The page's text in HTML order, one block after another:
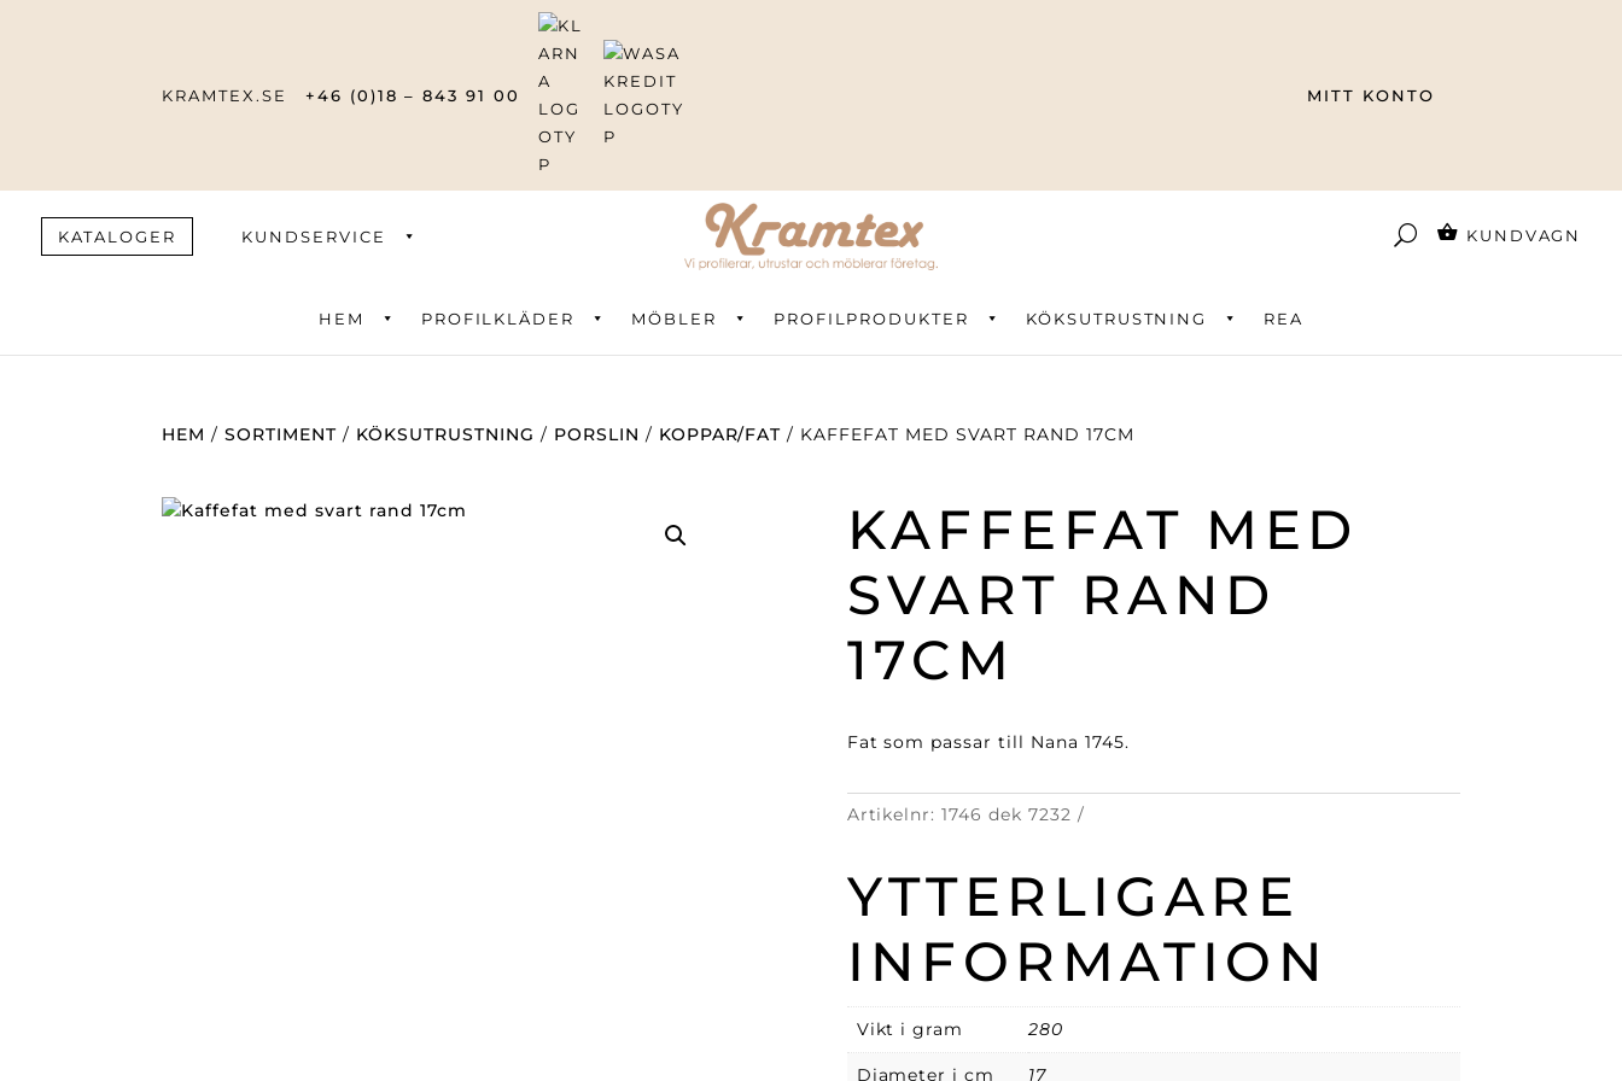
KRAMTEX.SE +46 (0)18 – 843 91 00 MITT KONTO
KATALOGER KUNDSERVICE KUNDVAGN
HEM PROFILKLÄDER MÖBLER PROFILPRODUKTER KÖKSUTRUSTNING REA
Produktsökning
HEM /SORTIMENT / KÖKSUTRUSTNING / PORSLIN / KOPPAR/FAT / KAFFEFAT MED SVART RAND 17CM
KAFFEFAT MED
SVART RAND
17CM
Fat som passar till Nana 1745.
Artikelnr:1746 dek 7232
YTTERLIGARE
INFORMATION
Vikt i gram 280
Diameter i cm 17